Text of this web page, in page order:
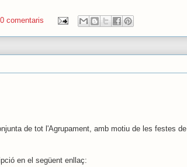
0 comentaris
de tot l'Agrupament, amb motiu de les festes de
en el següent enllaç: